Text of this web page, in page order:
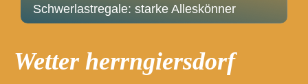
Schwerlastregale: starke Alleskönner
Wetter herrngiersdorf